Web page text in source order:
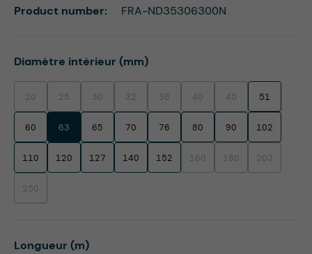
Select
Diamètre intérieur (mm)
20(This option is currently unavailable.)
25(This option is currently unavailable.)
30(This option is currently unavailable.)
32(This option is currently unavailable.)
38(This option is currently unavailable.)
40(This option is currently
45(This option is
51
60 63 65 70 76 80 90 102
110 120 127 140 152 160(This option is currently
180(This option is
203(This option
250(This option is currently unavailable.)
Select
Longueur (m)
Product number: FRA-ND35306300N